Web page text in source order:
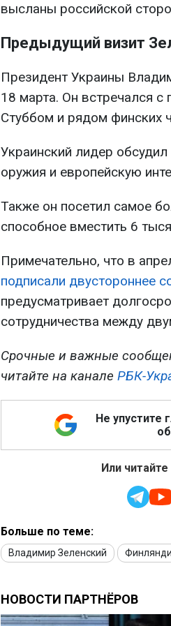
высланы российской
Предыдущий визит
Президент Украины
18 марта. Он встречался
Стуббом и рядом финских
Украинский лидер
оружия и европейскую
Также он посетил самое
способное вместить 6
Примечательно, что в
подписали двустороннее
предусматривает
сотрудничества между
Срочные и важные
читайте на канале РБК-
Не упустите
Или
Больше по теме:
Владимир Зеленский